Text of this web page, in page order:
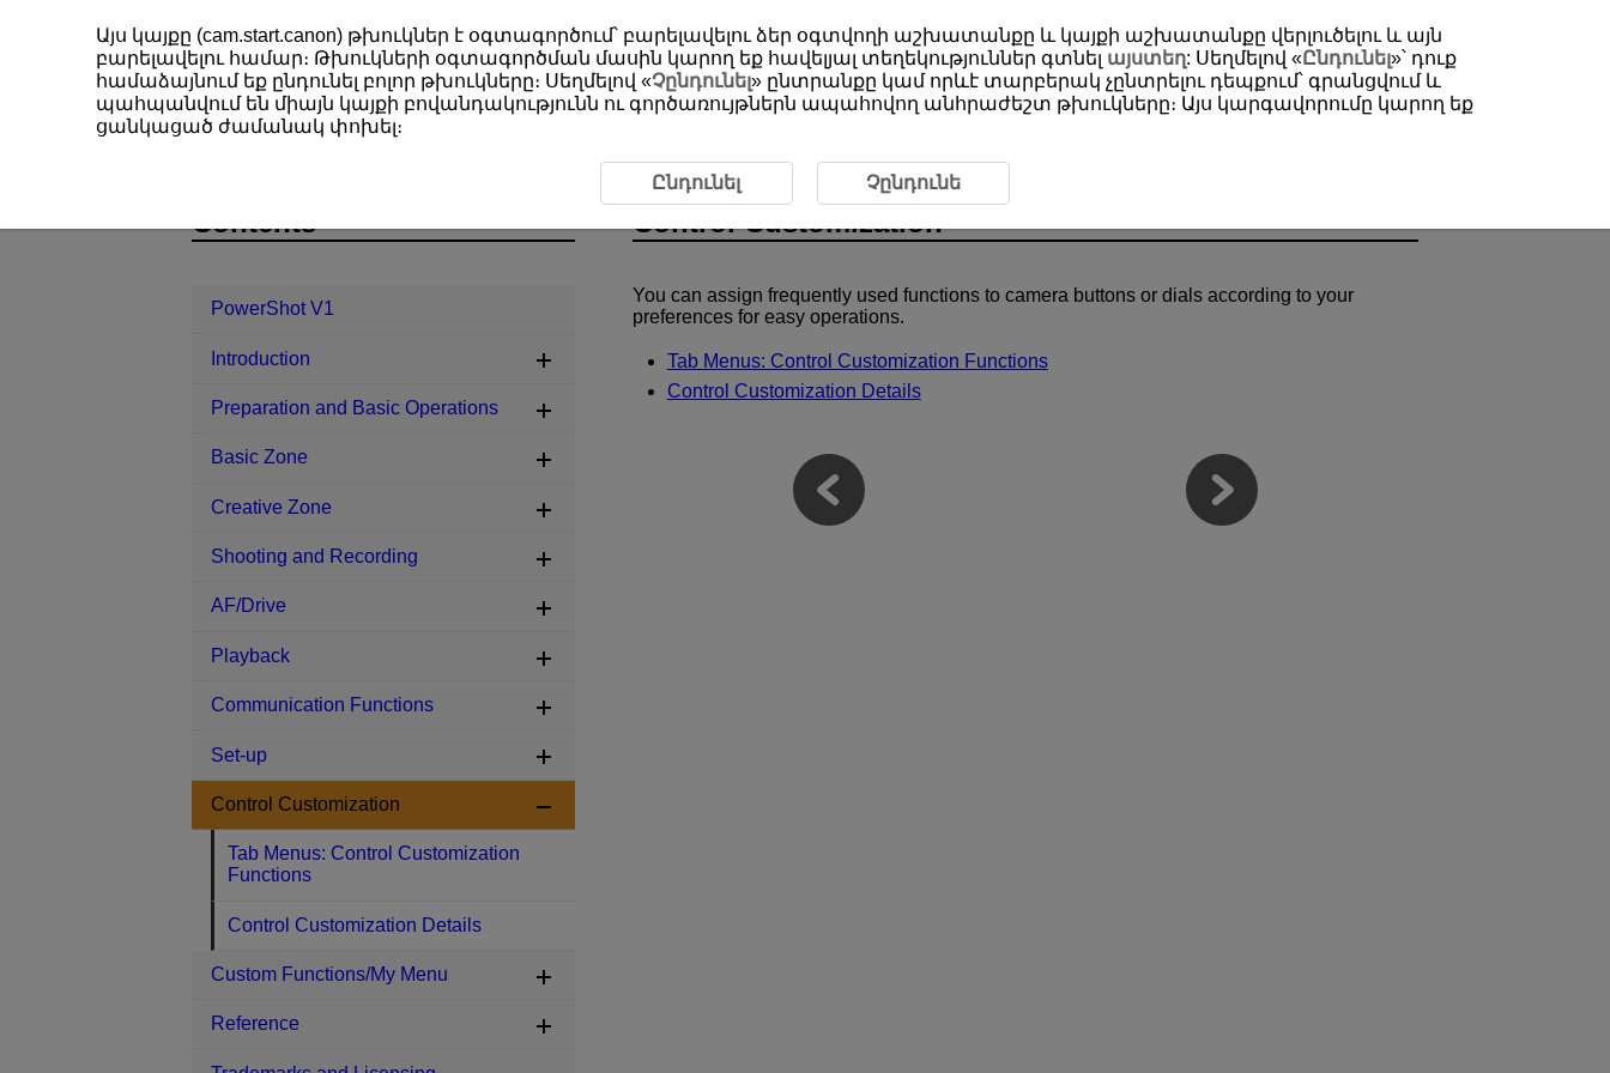
PowerShot V1 Control Customization
Control Customization
You can assign frequently used functions to camera buttons or dials according to your
preferences for easy operations.
Tab Menus: Control Customization Functions
Control Customization Details
Contents
PowerShot V1
Introduction
Preparation and Basic Operations
Basic Zone
Creative Zone
Shooting and Recording
AF/Drive
Playback
Communication Functions
Set-up
Control Customization
Tab Menus: Control Customization
Functions
Control Customization Details
Custom Functions/My Menu
Reference
Այս կայքը (cam.start.canon) թխուկներ է օգտագործում՝ բարելավելու ձեր օգտվողի աշխատանքը և կայքի աշխատանքը վերլուծելու և այն
բարելավելու համար։ Թխուկների օգտագործման մասին կարող եք հավելյալ տեղեկություններ գտնել այստեղ: Սեղմելով «Ընդունել»՝ դուք
համաձայնում եք ընդունել բոլոր թխուկները։ Սեղմելով «Չընդունել» ընտրանքը կամ որևէ տարբերակ չընտրելու դեպքում՝ գրանցվում և
պահպանվում են միայն կայքի բովանդակությունն ու գործառույթներն ապահովող անհրաժեշտ թխուկները։ Այս կարգավորումը կարող եք
ցանկացած ժամանակ փոխել։
Ընդունել Չընդունե